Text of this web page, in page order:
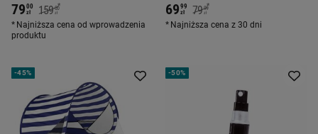
7900
zł 159 00
zł
*
Najniższa cena od wprowadzenia
produktu
6999
zł 79 99
zł
*
Najniższa cena z 30 dni
-45% -50%